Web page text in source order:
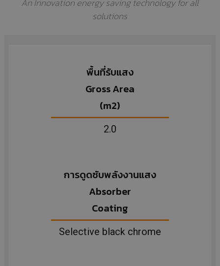
An Innovation energy saving technology for all
solutions
พื้นที่รับแสง
Gross Area
(m2)
2.0
การดูดซับพลังงานแสง
Absorber
Coating
Selective black chrome